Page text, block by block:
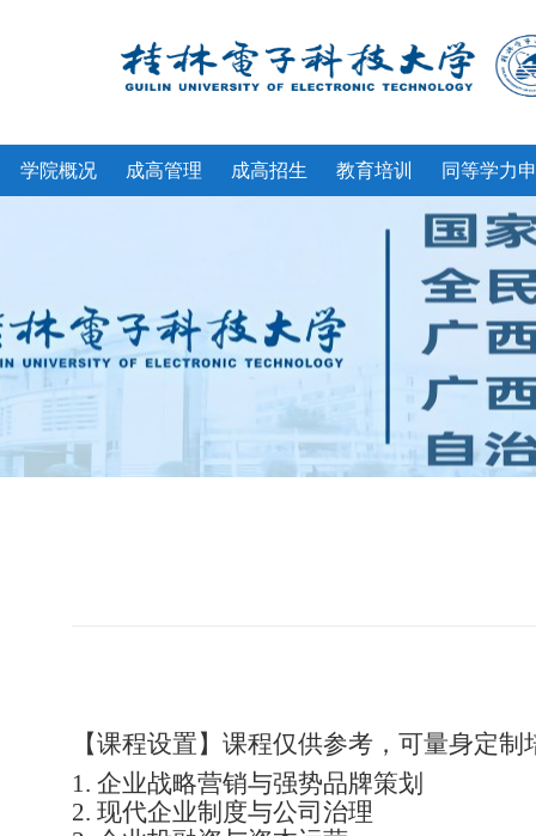
学院概况 成高管理 成高招生 教育培训 同等学力
【课程设置】课程仅供参考，可量身定制
1. 企业战略营销与强势品牌策划
2. 现代企业制度与公司治理